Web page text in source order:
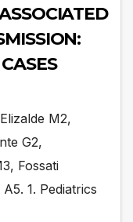
M2,
G2,
Fossati
1. Pediatrics